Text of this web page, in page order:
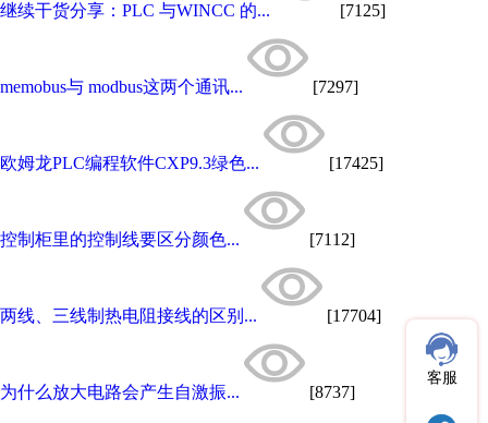
继续干货分享：PLC 与WINCC 的... [7125]
memobus与 modbus这两个通讯... [7297]
欧姆龙PLC编程软件CXP9.3绿色... [17425]
控制柜里的控制线要区分颜色... [7112]
两线、三线制热电阻接线的区别... [17704]
为什么放大电路会产生自激振... [8737]
客服